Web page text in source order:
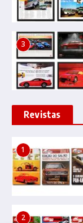
3
Revistas
1
2